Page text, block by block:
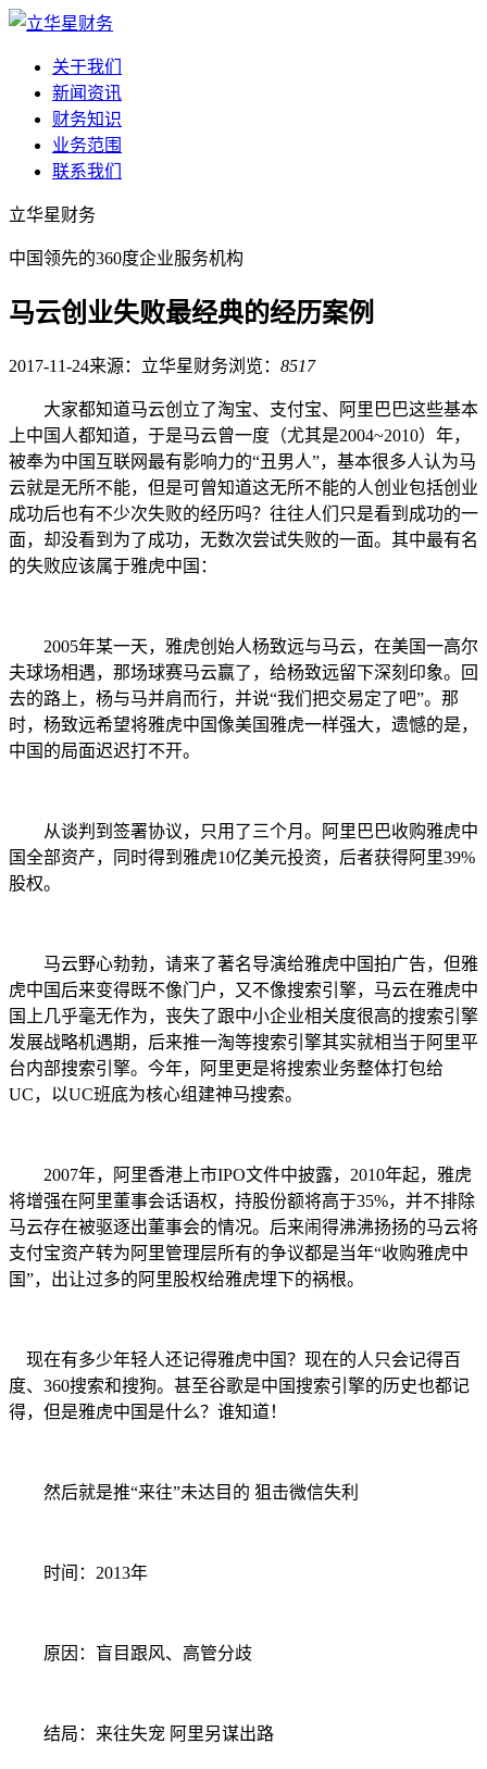
关于我们
新闻资讯
财务知识
业务范围
联系我们
立华星财务
中国领先的360度企业服务机构
马云创业失败最经典的经历案例
2017-11-24来源：立华星财务浏览： 8517
大家都知道马云创立了淘宝、支付宝、阿里巴巴这些基本
上中国人都知道，于是马云曾一度（尤其是2004~2010）年，
被奉为中国互联网最有影响力的“丑男人”，基本很多人认为马
云就是无所不能，但是可曾知道这无所不能的人创业包括创业
成功后也有不少次失败的经历吗？往往人们只是看到成功的一
面，却没看到为了成功，无数次尝试失败的一面。其中最有名
的失败应该属于雅虎中国：
2005年某一天，雅虎创始人杨致远与马云，在美国一高尔
夫球场相遇，那场球赛马云赢了，给杨致远留下深刻印象。回
去的路上，杨与马并肩而行，并说“我们把交易定了吧”。那
时，杨致远希望将雅虎中国像美国雅虎一样强大，遗憾的是，
中国的局面迟迟打不开。
从谈判到签署协议，只用了三个月。阿里巴巴收购雅虎中
国全部资产，同时得到雅虎10亿美元投资，后者获得阿里39%
股权。
马云野心勃勃，请来了著名导演给雅虎中国拍广告，但雅
虎中国后来变得既不像门户，又不像搜索引擎，马云在雅虎中
国上几乎毫无作为，丧失了跟中小企业相关度很高的搜索引擎
发展战略机遇期，后来推一淘等搜索引擎其实就相当于阿里平
台内部搜索引擎。今年，阿里更是将搜索业务整体打包给
UC，以UC班底为核心组建神马搜索。
2007年，阿里香港上市IPO文件中披露，2010年起，雅虎
将增强在阿里董事会话语权，持股份额将高于35%，并不排除
马云存在被驱逐出董事会的情况。后来闹得沸沸扬扬的马云将
支付宝资产转为阿里管理层所有的争议都是当年“收购雅虎中
国”，出让过多的阿里股权给雅虎埋下的祸根。
现在有多少年轻人还记得雅虎中国？现在的人只会记得百
度、360搜索和搜狗。甚至谷歌是中国搜索引擎的历史也都记
得，但是雅虎中国是什么？谁知道！
然后就是推“来往”未达目的 狙击微信失利
时间：2013年
原因：盲目跟风、高管分歧
结局：来往失宠 阿里另谋出路